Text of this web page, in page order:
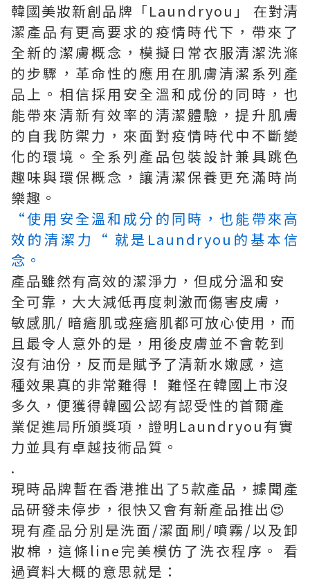
韓國美妝新創品牌「Laundryou」 在對清
潔產品有更高要求的疫情時代下，帶來了
全新的潔膚概念，模擬日常衣服清潔洗滌
的步驟，革命性的應用在肌膚清潔系列產
品上。相信採用安全溫和成份的同時，也
能帶來清新有效率的清潔體驗，提升肌膚
的自我防禦力，來面對疫情時代中不斷變
化的環境。全系列產品包裝設計兼具跳色
趣味與環保概念，讓清潔保養更充滿時尚
樂趣。
“使用安全溫和成分的同時，也能帶來高
效的清潔力“ 就是Laundryou的基本信
念。
產品雖然有高效的潔淨力，但成分溫和安
全可靠，大大減低再度刺激而傷害皮膚，
敏感肌/ 暗瘡肌或痤瘡肌都可放心使用，而
且最令人意外的是，用後皮膚並不會乾到
沒有油份，反而是賦予了清新水嫩感，這
種效果真的非常難得！ 難怪在韓國上市沒
多久，便獲得韓國公認有認受性的首爾產
業促進局所頒獎項，證明Laundryou有實
力並具有卓越技術品質。
.
現時品牌暫在香港推出了5款產品，據聞產
品研發未停步，很快又會有新產品推出😍
現有產品分別是洗面/潔面刷/噴霧/以及卸
妝棉，這條line完美模仿了洗衣程序。 看
過資料大概的意思就是：